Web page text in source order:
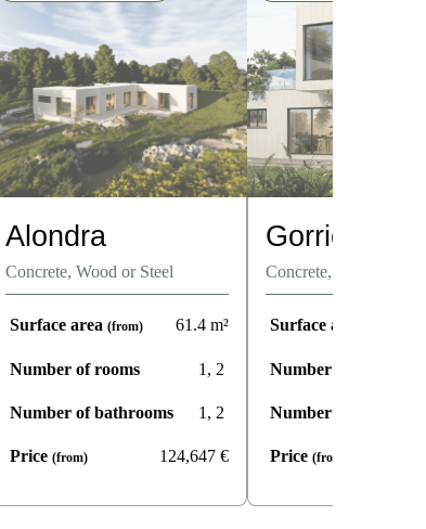
Alondra
Concrete, Wood or Steel
Surface area (from) 61.4 m²
Number of rooms 1, 2
Number of bathrooms 1, 2
Price (from) 124,647 €
Gorrión
Concrete, Wood or Steel
Surface area
Number of rooms
Number of bathrooms
Price (from)